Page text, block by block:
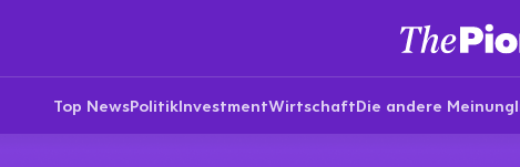
Top NewsPolitikInvestmentWirtschaftDie andere Meinung